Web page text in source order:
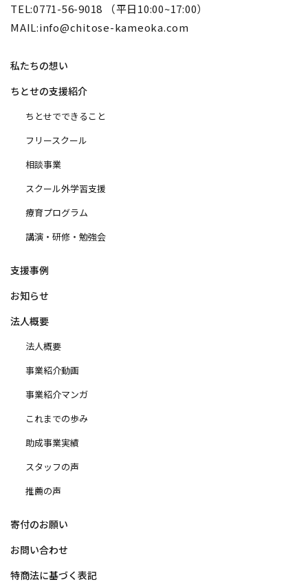
TEL:0771-56-9018 （平日10:00~17:00）
MAIL:info@chitose-kameoka.com
私たちの想い
ちとせの支援紹介
ちとせでできること
フリースクール
相談事業
スクール外学習支援
療育プログラム
講演・研修・勉強会
支援事例
お知らせ
法人概要
法人概要
事業紹介動画
事業紹介マンガ
これまでの歩み
助成事業実績
スタッフの声
推薦の声
寄付のお願い
お問い合わせ
特商法に基づく表記